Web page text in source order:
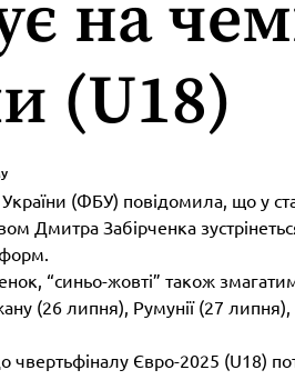
на
(U18)
(ФБУ) повідомила, що у
Дмитра Забірченка
“синьо-жовті” також
(26 липня), Румунії (27 липня),
чвертьфіналу Євро-2025 (U18)